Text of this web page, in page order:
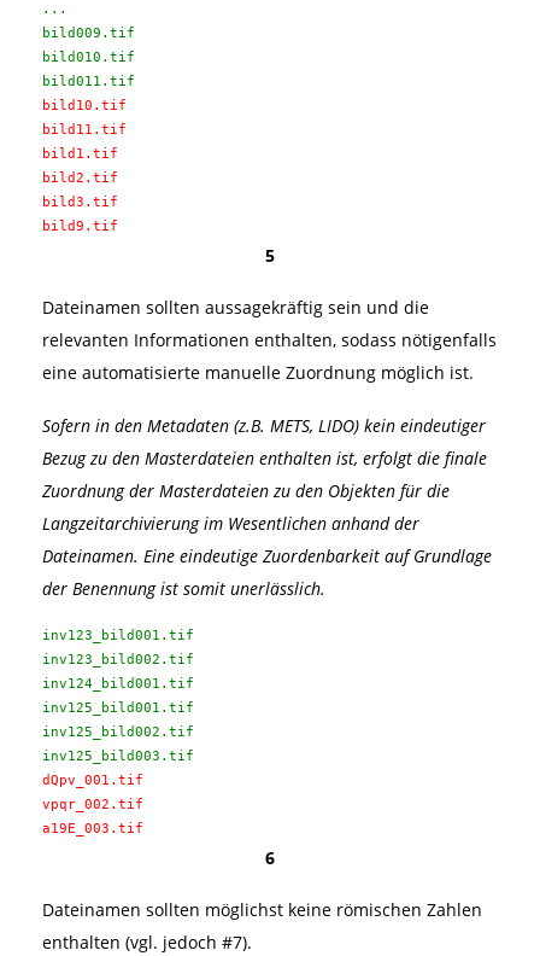
...
bild009.tif
bild010.tif
bild011.tif
bild10.tif
bild11.tif
bild1.tif
bild2.tif
bild3.tif
bild9.tif
5
Dateinamen sollten aussagekräftig sein und die
relevanten Informationen enthalten, sodass nötigenfalls
eine automatisierte manuelle Zuordnung möglich ist.
Sofern in den Metadaten (z.B. METS, LIDO) kein eindeutiger
Bezug zu den Masterdateien enthalten ist, erfolgt die finale
Zuordnung der Masterdateien zu den Objekten für die
Langzeitarchivierung im Wesentlichen anhand der
Dateinamen. Eine eindeutige Zuordenbarkeit auf Grundlage
der Benennung ist somit unerlässlich.
inv123_bild001.tif
inv123_bild002.tif
inv124_bild001.tif
inv125_bild001.tif
inv125_bild002.tif
inv125_bild003.tif
dQpv_001.tif
vpqr_002.tif
a19E_003.tif
6
Dateinamen sollten möglichst keine römischen Zahlen
enthalten (vgl. jedoch #7).